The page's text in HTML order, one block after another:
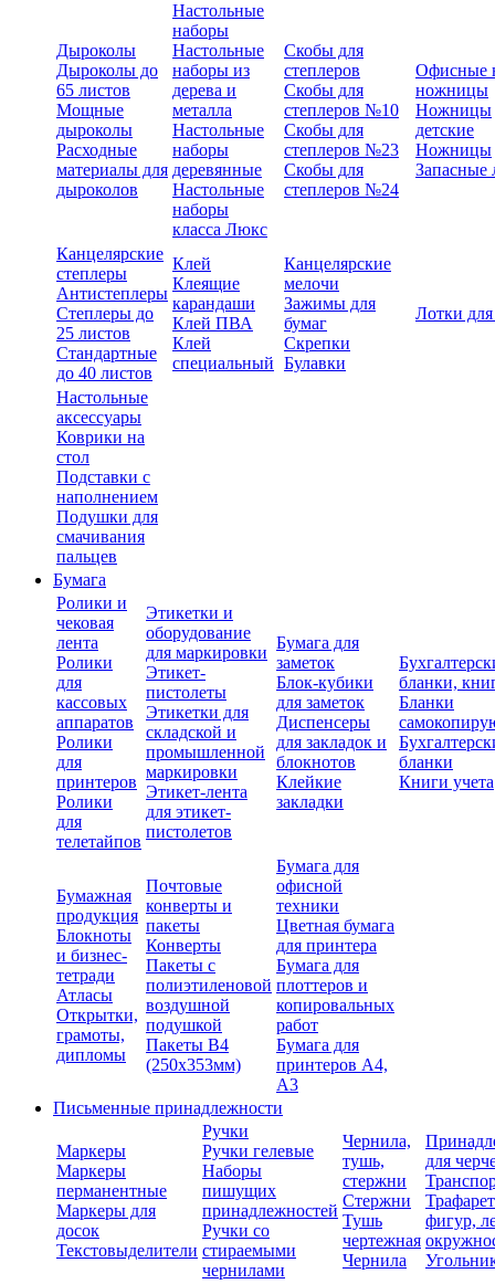
Дыроколы
Дыроколы до
65 листов
Мощные
дыроколы
Расходные
материалы для
дыроколов
Настольные
наборы
Настольные
наборы из
дерева и
металла
Настольные
наборы
деревянные
Настольные
наборы
класса Люкс
Скобы для
степлеров
Скобы для
степлеров №10
Скобы для
степлеров №23
Скобы для
степлеров №24
Офисные
ножницы
Ножницы
детские
Ножницы
Запасные
Канцелярские
степлеры
Антистеплеры
Степлеры до
25 листов
Стандартные
до 40 листов
Клей
Клеящие
карандаши
Клей ПВА
Клей
специальный
Канцелярские
мелочи
Зажимы для
бумаг
Скрепки
Булавки
Лотки
Настольные
аксессуары
Коврики на
стол
Подставки с
наполнением
Подушки для
смачивания
пальцев
Бумага
Ролики и
чековая
лента
Ролики
для
кассовых
аппаратов
Ролики
для
принтеров
Ролики
для
телетайпов
Этикетки и
оборудование
для маркировки
Этикет-
пистолеты
Этикетки для
складской и
промышленной
маркировки
Этикет-лента
для этикет-
пистолетов
Бумага для
заметок
Блок-кубики
для заметок
Диспенсеры
для закладок и
блокнотов
Клейкие
закладки
бланки,
Бланки
бланки
Книги учета
Бумажная
продукция
Блокноты
и бизнес-
тетради
Атласы
Открытки,
грамоты,
дипломы
Почтовые
конверты и
пакеты
Конверты
Пакеты с
полиэтиленовой
воздушной
подушкой
Пакеты В4
(250х353мм)
Бумага для
офисной
техники
Цветная бумага
для принтера
Бумага для
плоттеров и
копировальных
работ
Бумага для
принтеров А4,
А3
Письменные принадлежности
Маркеры
Маркеры
перманентные
Маркеры для
досок
Текстовыделители
Ручки
Ручки гелевые
Наборы
пишущих
принадлежностей
Ручки со
стираемыми
чернилами
Чернила,
тушь,
стержни
Стержни
Тушь
чертежная
Чернила
для
фигур,